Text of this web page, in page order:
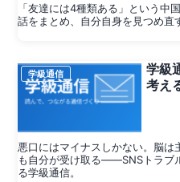
「友達には4種類ある」という中
話をまとめ、自分自身を見つめ直
学級通信
学級
考え
悪口にはマイナスしかない。脳
も自分が受け取る——SNSトラブ
る学級通信。